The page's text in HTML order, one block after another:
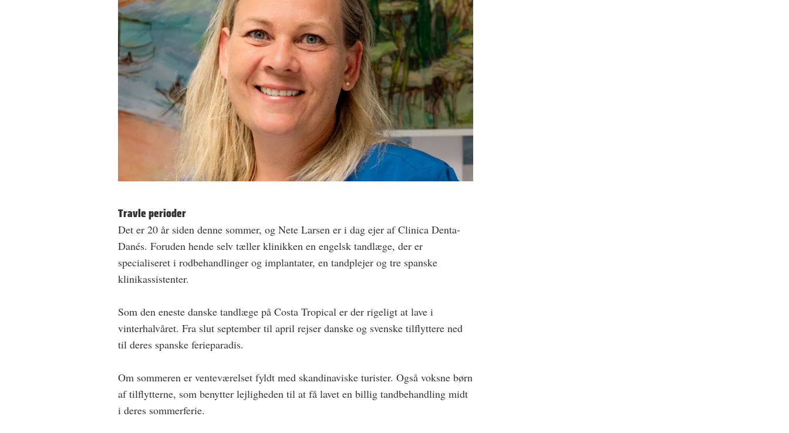
Travle perioder
Det er 20 år siden denne sommer, og Nete Larsen er i dag ejer af Clinica Denta­
Danés. Foruden hende selv tæller klinikken en engelsk tandlæge, der er
specialiseret i rodbehandlinger og implantater, en tandplejer og tre spanske
klinikassistenter.
Som den eneste danske tandlæge på Costa Tropical er der rigeligt at lave i
vinterhalvåret. Fra slut september til april rejser danske og svenske tilflyttere ned
til deres spanske ferieparadis.
Om sommeren er venteværelset fyldt med skandinaviske turister. Også voksne børn
af tilflytterne, som benytter lejligheden til at få lavet en billig tandbehandling midt
i deres sommerferie.